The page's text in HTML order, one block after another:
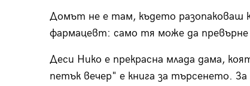
Домът не е там, където разопаковаш
фармацевт: само тя може да
Деси Нико е прекрасна млада дама,
петък вечер" е книга за търсенето.